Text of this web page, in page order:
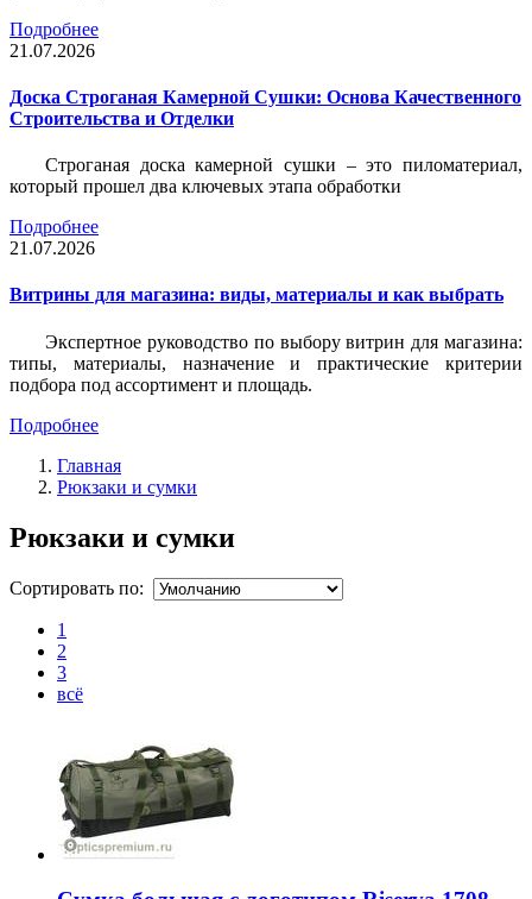
Подробнее
21.07.2026
Доска Строганая Камерной Сушки: Основа Качественного
Строительства и Отделки
Строганая доска камерной сушки – это пиломатериал,
который прошел два ключевых этапа обработки
Подробнее
21.07.2026
Витрины для магазина: виды, материалы и как выбрать
Экспертное руководство по выбору витрин для магазина:
типы, материалы, назначение и практические критерии
подбора под ассортимент и площадь.
Подробнее
Главная
Рюкзаки и сумки
Рюкзаки и сумки
Сортировать по:
1
2
3
всё